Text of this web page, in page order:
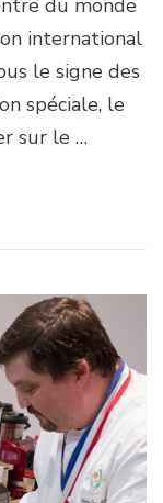
du monde
international
le signe des
spéciale, le
sur le …